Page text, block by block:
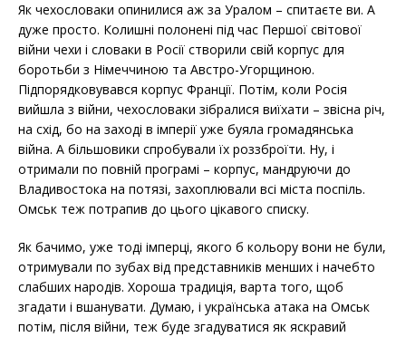
Як чехословаки опинилися аж за Уралом – спитаєте ви. А
дуже просто. Колишні полонені під час Першої світової
війни чехи і словаки в Росії створили свій корпус для
боротьби з Німеччиною та Австро-Угорщиною.
Підпорядковувався корпус Франції. Потім, коли Росія
вийшла з війни, чехословаки зібралися виїхати – звісна річ,
на схід, бо на заході в імперії уже буяла громадянська
війна. А більшовики спробували їх роззброїти. Ну, і
отримали по повній програмі – корпус, мандруючи до
Владивостока на потязі, захоплювали всі міста поспіль.
Омськ теж потрапив до цього цікавого списку.
Як бачимо, уже тоді імперці, якого б кольору вони не були,
отримували по зубах від представників менших і начебто
слабших народів. Хороша традиція, варта того, щоб
згадати і вшанувати. Думаю, і українська атака на Омськ
потім, після війни, теж буде згадуватися як яскравий